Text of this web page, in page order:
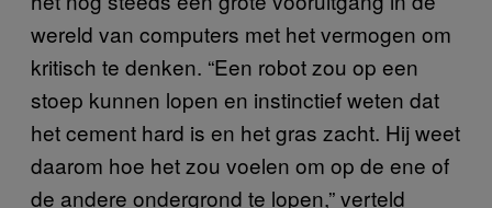
wereld van computers met het vermogen om
kritisch te denken. “Een robot zou op een
stoep kunnen lopen en instinctief weten dat
het cement hard is en het gras zacht. Hij weet
daarom hoe het zou voelen om op de ene of
de andere ondergrond te lopen,” verteld